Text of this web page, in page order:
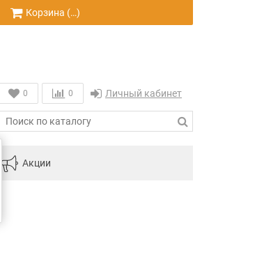
Корзина (…)
0 0 Личный кабинет
Акции